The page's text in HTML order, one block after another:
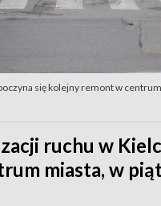
się kolejny remont w
ruchu w
miasta, w